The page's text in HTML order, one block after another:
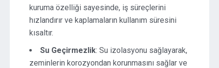
kuruma özelliği sayesinde, iş süreçlerini
hızlandırır ve kaplamaların kullanım süresini
kısaltır.
Su Geçirmezlik: Su izolasyonu sağlayarak,
zeminlerin korozyondan korunmasını sağlar ve